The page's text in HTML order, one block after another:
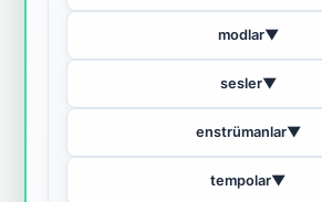
modlar▼
sesler▼
enstrümanlar▼
tempolar▼